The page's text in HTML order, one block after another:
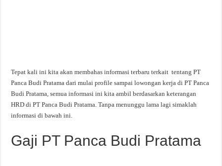
Tepat kali ini kita akan membahas informasi terbaru terkait tentang PT
Panca Budi Pratama dari mulai profile sampai lowongan kerja di PT Panca
Budi Pratama, semua informasi ini kita ambil berdasarkan keterangan
HRD di PT Panca Budi Pratama. Tanpa menunggu lama lagi simaklah
informasi di bawah ini.
Gaji PT Panca Budi Pratama